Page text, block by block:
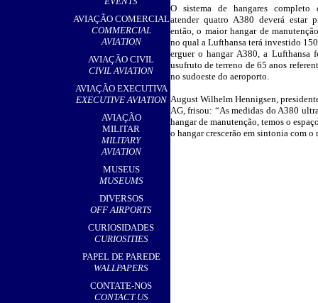
AVIAÇÃO COMERCIAL
COMMERCIAL
AVIATION
AVIAÇÃO CIVIL
CIVIL AVIATION
AVIAÇÃO EXECUTIVA
EXECUTIVE AVIATION
AVIAÇÃO
MILITAR
MILITARY
AVIATION
MUSEUS
MUSEUMS
DIVERSOS
OFF AIRPORTS
CURIOSIDADES
CURIOSITIES
PAPEL DE PAREDE
WALLPAPERS
CONTATE-NOS
CONTACT US
O sistema de hangares completo
atender quatro A380 deverá estar
então, o maior hangar de
no qual a Lufthansa terá investido
erguer o hangar A380, a Lufthansa
usufruto de terreno de 65 anos
no sudoeste do aeroporto.
August Wilhelm Hennigsen,
AG, frisou: “As medidas do A380
hangar de manutenção, temos o
o hangar crescerão em sintonia com o